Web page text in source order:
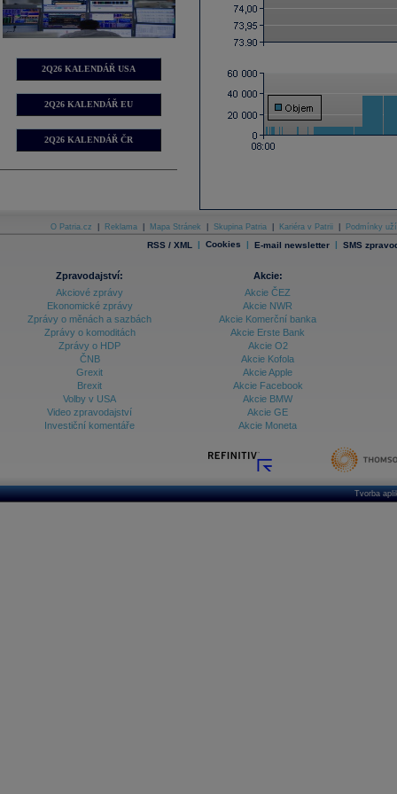
2Q26 KALENDÁŘ USA
2Q26 KALENDÁŘ EU
2Q26 KALENDÁŘ ČR
O Patria.cz Reklama Mapa Stránek Skupina Patria Kariéra v Patrii Podmínky
RSS / XML | Cookies | E-mail newsletter | SMS
Zpravodajství:
Akciové zprávy
Ekonomické zprávy
Zprávy o měnách a sazbách
Zprávy o komoditách
Zprávy o HDP
ČNB
Grexit
Brexit
Volby v USA
Video zpravodajství
Investiční komentáře
Akcie:
Akcie ČEZ
Akcie NWR
Akcie Komerční banka
Akcie Erste Bank
Akcie O2
Akcie Kofola
Akcie Apple
Akcie Facebook
Akcie BMW
Akcie GE
Akcie Moneta
Tvorba